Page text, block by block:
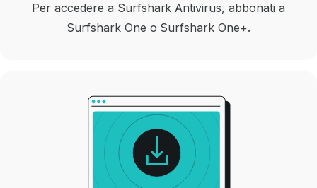
Per accedere a Surfshark Antivirus, abbonati a
Surfshark One o Surfshark One+.